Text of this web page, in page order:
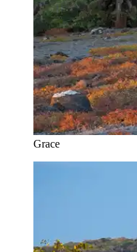
Grace